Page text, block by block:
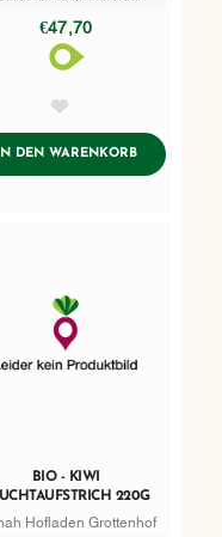
€47,70
IN DEN WARENKORBADDTOCART
BIO - KIWI
220G
Hofladen Grottenhof